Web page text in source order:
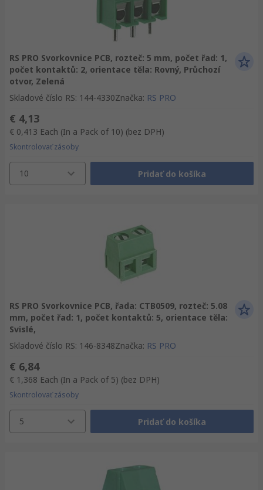
RS PRO Svorkovnice PCB, rozteč: 5 mm, počet řad: 1,
počet kontaktů: 2, orientace těla: Rovný, Průchozí
otvor, Zelená
Skladové číslo RS: 144-4330Značka: RS PRO
€ 4,13
€ 0,413 Each (In a Pack of 10) (bez DPH)
Skontrolovať zásoby
10 Pridať do košíka
RS PRO Svorkovnice PCB, řada: CTB0509, rozteč: 5.08
mm, počet řad: 1, počet kontaktů: 5, orientace těla:
Svislé,
Skladové číslo RS: 146-8348Značka: RS PRO
€ 6,84
€ 1,368 Each (In a Pack of 5) (bez DPH)
Skontrolovať zásoby
5 Pridať do košíka